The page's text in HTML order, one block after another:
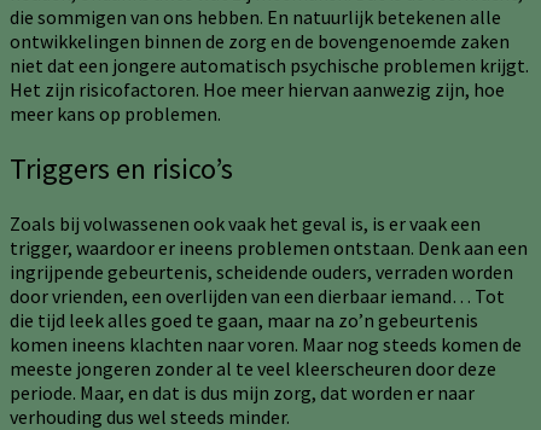
die sommigen van ons hebben. En natuurlijk betekenen alle
ontwikkelingen binnen de zorg en de bovengenoemde zaken
niet dat een jongere automatisch psychische problemen krijgt.
Het zijn risicofactoren. Hoe meer hiervan aanwezig zijn, hoe
meer kans op problemen.
Triggers en risico’s
Zoals bij volwassenen ook vaak het geval is, is er vaak een
trigger, waardoor er ineens problemen ontstaan. Denk aan een
ingrijpende gebeurtenis, scheidende ouders, verraden worden
door vrienden, een overlijden van een dierbaar iemand… Tot
die tijd leek alles goed te gaan, maar na zo’n gebeurtenis
komen ineens klachten naar voren. Maar nog steeds komen de
meeste jongeren zonder al te veel kleerscheuren door deze
periode. Maar, en dat is dus mijn zorg, dat worden er naar
verhouding dus wel steeds minder.